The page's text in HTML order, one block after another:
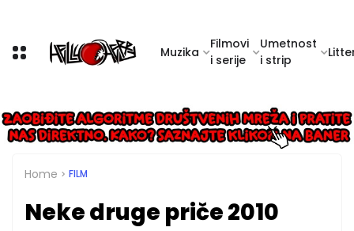
Muzika
Filmovi
i serije
Umetnost
i strip
Home FILM
Neke druge priče 2010